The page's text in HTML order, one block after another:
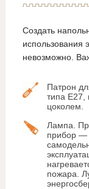
Создать
использования
невозможно.
Патрон
типа
цоколем.
Лампа.
прибор —
пожара.